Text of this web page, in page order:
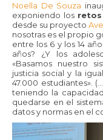
Noella De Souza
exponiendo los retos
desde su proyecto
nosotras es el propio
entre los 6 y los 14
años? ¿Y los
«Basamos nuestro
justicia social y la
47.000 estudiantes».
teniendo la
quedarse en el
datos y normas en el